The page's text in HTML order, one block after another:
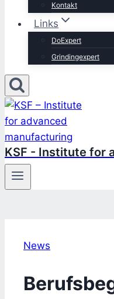
Kontakt
Links
DoExpert
Grindingexpert
KSF - Institute for
News